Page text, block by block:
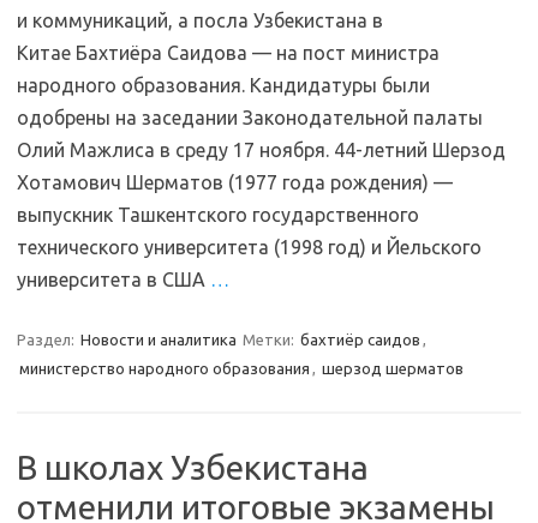
и коммуникаций, а посла Узбекистана в
Китае Бахтиёра Саидова — на пост министра
народного образования. Кандидатуры были
одобрены на заседании Законодательной палаты
Олий Мажлиса в среду 17 ноября. 44-летний Шерзод
Хотамович Шерматов (1977 года рождения) —
выпускник Ташкентского государственного
технического университета (1998 год) и Йельского
университета в США …
Раздел: Новости и аналитика Метки: бахтиёр саидов ,
министерство народного образования , шерзод шерматов
В школах Узбекистана
отменили итоговые экзамены